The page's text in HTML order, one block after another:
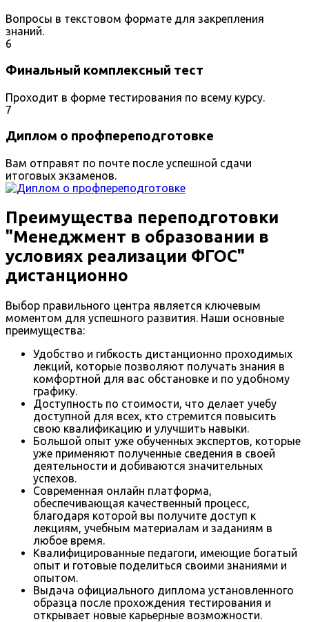
Вопросы в текстовом формате для закрепления
знаний.
6
Финальный комплексный тест
Проходит в форме тестирования по всему курсу.
7
Диплом о профпереподготовке
Вам отправят по почте после успешной сдачи
итоговых экзаменов.
Преимущества переподготовки
"Менеджмент в образовании в
условиях реализации ФГОС"
дистанционно
Выбор правильного центра является ключевым
моментом для успешного развития. Наши основные
преимущества:
Удобство и гибкость дистанционно проходимых
лекций, которые позволяют получать знания в
комфортной для вас обстановке и по удобному
графику.
Доступность по стоимости, что делает учебу
доступной для всех, кто стремится повысить
свою квалификацию и улучшить навыки.
Большой опыт уже обученных экспертов, которые
уже применяют полученные сведения в своей
деятельности и добиваются значительных
успехов.
Современная онлайн платформа,
обеспечивающая качественный процесс,
благодаря которой вы получите доступ к
лекциям, учебным материалам и заданиям в
любое время.
Квалифицированные педагоги, имеющие богатый
опыт и готовые поделиться своими знаниями и
опытом.
Выдача официального диплома установленного
образца после прохождения тестирования и
открывает новые карьерные возможности.